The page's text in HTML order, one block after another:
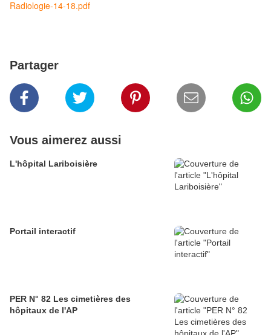
Radiologie-14-18.pdf
Partager
Vous aimerez aussi
L'hôpital Lariboisière
Portail interactif
PER N° 82 Les cimetières des
hôpitaux de l'AP